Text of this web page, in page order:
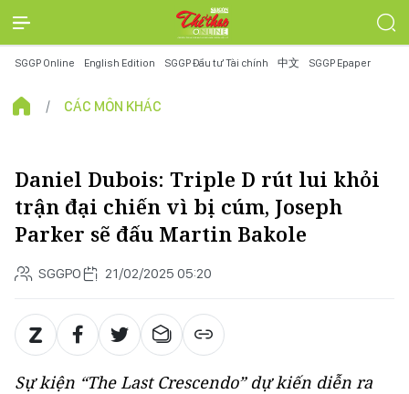
SGGP Online English Edition SGGP Đầu tư Tài chính 中文 SGGP Epaper
CÁC MÔN KHÁC
Daniel Dubois: Triple D rút lui khỏi
trận đại chiến vì bị cúm, Joseph
Parker sẽ đấu Martin Bakole
SGGPO 21/02/2025 05:20
Sự kiện “The Last Crescendo” dự kiến diễn ra